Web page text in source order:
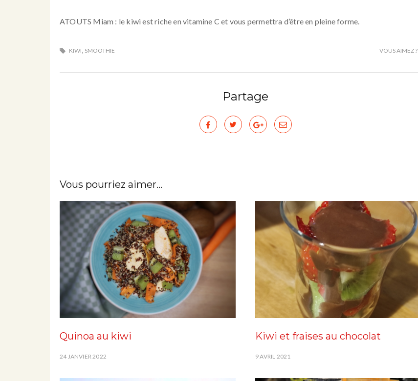
ATOUTS Miam : le kiwi est riche en vitamine C et vous permettra d’être en pleine forme.
KIWI SMOOTHIE VOUS AIMEZ ?
Partage
Vous pourriez aimer...
Quinoa au kiwi
24 JANVIER 2022
Kiwi et fraises au chocolat
9 AVRIL 2021